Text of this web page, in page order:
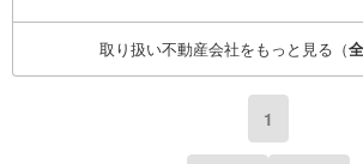
をとっているため、より多くの知見
お問合せください！
取り扱い不動産会社をもっと見る（全
1